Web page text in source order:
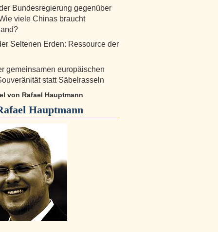
Bundesregierung gegenüber
viele Chinas braucht
Seltenen Erden: Ressource der
gemeinsamen europäischen
statt Säbelrasseln
von Rafael Hauptmann
Hauptmann